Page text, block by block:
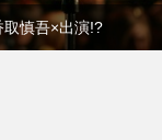
取慎吾×出演!?